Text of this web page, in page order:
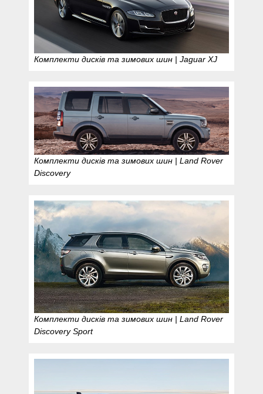
Комплекти дисків та зимових шин | Jaguar XJ
Комплекти дисків та зимових шин | Land Rover
Discovery
Комплекти дисків та зимових шин | Land Rover
Discovery Sport